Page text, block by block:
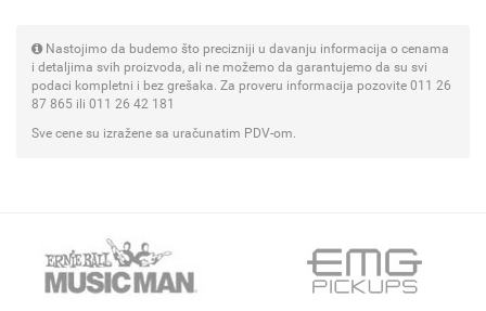
Nastojimo da budemo što precizniji u davanju informacija o cenama
i detaljima svih proizvoda, ali ne možemo da garantujemo da su svi
podaci kompletni i bez grešaka. Za proveru informacija pozovite 011 26
87 865 ili 011 26 42 181
Sve cene su izražene sa uračunatim PDV-om.